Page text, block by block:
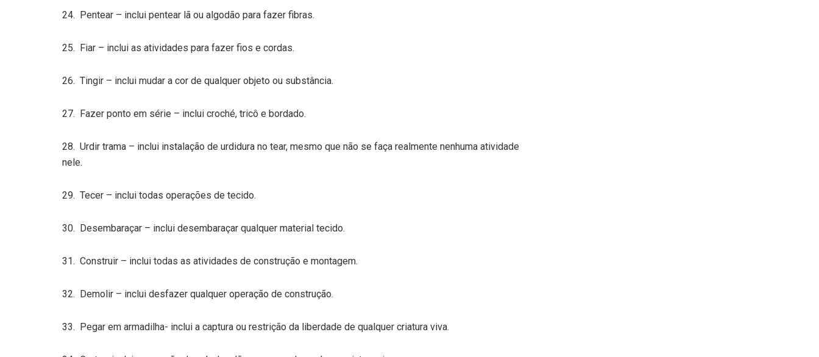
24. Pentear – inclui pentear lã ou algodão para fazer fibras.
25. Fiar – inclui as atividades para fazer fios e cordas.
26. Tingir – inclui mudar a cor de qualquer objeto ou substância.
27. Fazer ponto em série – inclui croché, tricô e bordado.
28. Urdir trama – inclui instalação de urdidura no tear, mesmo que não se faça realmente nenhuma atividade
nele.
29. Tecer – inclui todas operações de tecido.
30. Desembaraçar – inclui desembaraçar qualquer material tecido.
31. Construir – inclui todas as atividades de construção e montagem.
32. Demolir – inclui desfazer qualquer operação de construção.
33. Pegar em armadilha- inclui a captura ou restrição da liberdade de qualquer criatura viva.